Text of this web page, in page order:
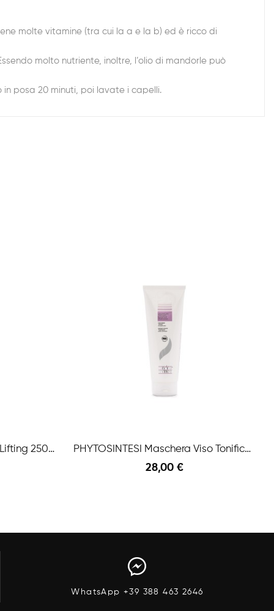
molte vitamine (tra cui la a e la b) ed è ricco di
molto nutriente, inoltre, l’olio di mandorle può
posa 20 minuti, poi lavate i capelli.
PHYTOSINTESI Crema Viso Lifting 250ml PHYTOSINTESI Maschera Viso Tonificante Elasten...
28,00 €
WhatsApp +39 388 463 2646